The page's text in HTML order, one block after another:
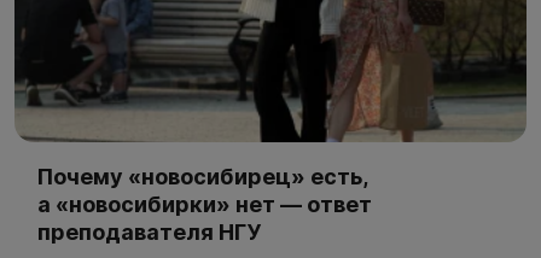
Почему «новосибирец» есть,
а «новосибирки» нет — ответ
преподавателя НГУ